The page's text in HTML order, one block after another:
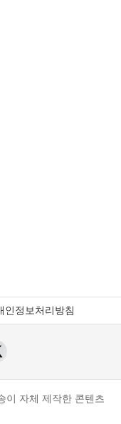
인정보처리방침
이 자체 제작한 콘텐츠